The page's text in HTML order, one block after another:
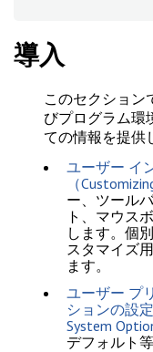
導入
このセクション
びプログラム環
ての情報を提供
ユーザー イ
（
ー、ツール
ト、マウス
します。個
スタマイズ
ます。
ユーザー プ
ションの設
System
デフォルト